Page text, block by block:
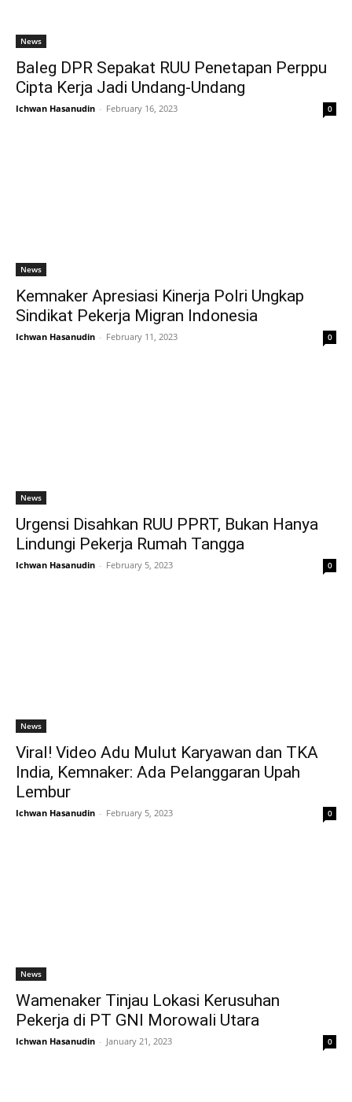
News
Baleg DPR Sepakat RUU Penetapan Perppu
Cipta Kerja Jadi Undang-Undang
Ichwan Hasanudin - February 16, 2023 0
News
Kemnaker Apresiasi Kinerja Polri Ungkap
Sindikat Pekerja Migran Indonesia
Ichwan Hasanudin - February 11, 2023 0
News
Urgensi Disahkan RUU PPRT, Bukan Hanya
Lindungi Pekerja Rumah Tangga
Ichwan Hasanudin - February 5, 2023 0
News
Viral! Video Adu Mulut Karyawan dan TKA
India, Kemnaker: Ada Pelanggaran Upah
Lembur
Ichwan Hasanudin - February 5, 2023 0
News
Wamenaker Tinjau Lokasi Kerusuhan
Pekerja di PT GNI Morowali Utara
Ichwan Hasanudin - January 21, 2023 0